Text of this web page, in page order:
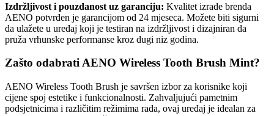
Izdržljivost i pouzdanost uz garanciju: Kvalitet izrade brenda
AENO potvrđen je garancijom od 24 mjeseca. Možete biti sigurni
da ulažete u uređaj koji je testiran na izdržljivost i dizajniran da
pruža vrhunske performanse kroz dugi niz godina.
Zašto odabrati AENO Wireless Tooth Brush Mint?
AENO Wireless Tooth Brush je savršen izbor za korisnike koji
cijene spoj estetike i funkcionalnosti. Zahvaljujući pametnim
podsjetnicima i različitim režimima rada, ovaj uređaj je idealan za